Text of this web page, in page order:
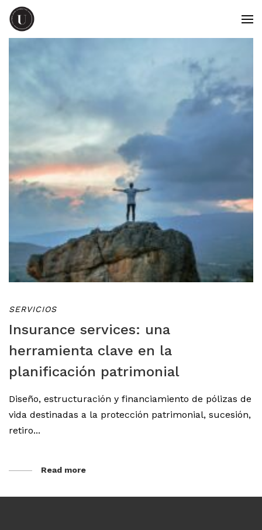
SERVICIOS
Insurance services: una
herramienta clave en la
planificación patrimonial
Diseño, estructuración y financiamiento de pólizas de
vida destinadas a la protección patrimonial, sucesión,
retiro...
Read more